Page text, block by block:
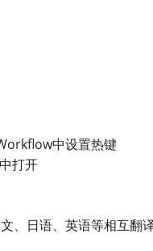
中设置热键
打开
、日语、英语等相互翻